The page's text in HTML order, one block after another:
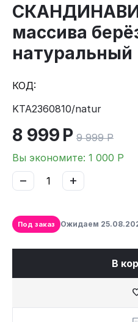
массива
натуральный
КОД:
KTA2360810/natur
8 999 Р 9 999 Р
Вы экономите: 1 000 Р
+
−
Под заказ Ожидаем
В